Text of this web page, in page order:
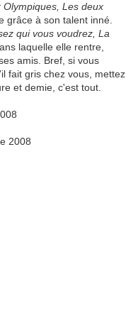
Olympiques, Les deux
grâce à son talent inné.
qui vous voudrez, La
laquelle elle rentre,
amis. Bref, si vous
fait gris chez vous, mettez
et demie, c'est tout.
2008